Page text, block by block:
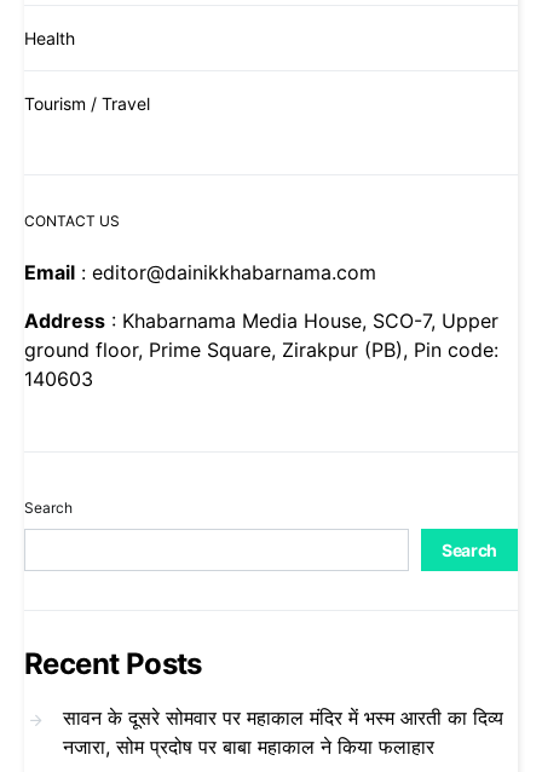
Health
Tourism / Travel
CONTACT US
Email : editor@dainikkhabarnama.com
Address : Khabarnama Media House, SCO-7, Upper
ground floor, Prime Square, Zirakpur (PB), Pin code:
140603
Search
Search
Recent Posts
सावन के दूसरे सोमवार पर महाकाल मंदिर में भस्म आरती का दिव्य
नजारा, सोम प्रदोष पर बाबा महाकाल ने किया फलाहार